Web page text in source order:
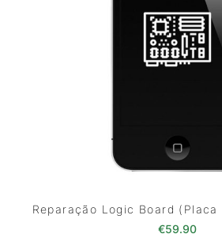
Reparação Logic Board (Placa
€59.90